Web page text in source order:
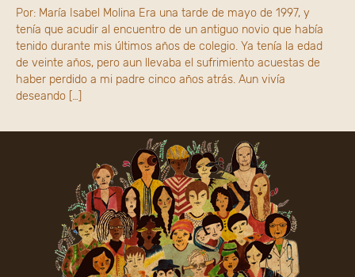
Por: María Isabel Molina Era una tarde de mayo de 1997, y
tenía que acudir al encuentro de un antiguo novio que había
tenido durante mis últimos años de colegio. Ya tenía la edad
de veinte años, pero aun llevaba el sufrimiento acuestas de
haber perdido a mi padre cinco años atrás. Aun vivía
deseando […]